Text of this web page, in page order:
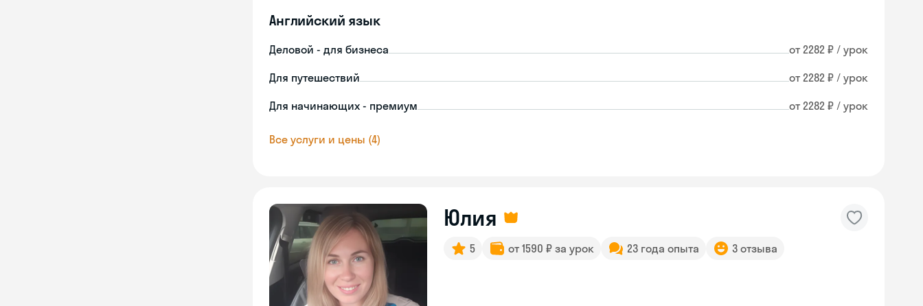
Английский язык
Деловой - для бизнеса от 2282 ₽ / урок
Для путешествий от 2282 ₽ / урок
Для начинающих - премиум от 2282 ₽ / урок
Все услуги и цены (4)
Юлия
5 от 1590 ₽ за урок 23 года опыта 3 отзыва